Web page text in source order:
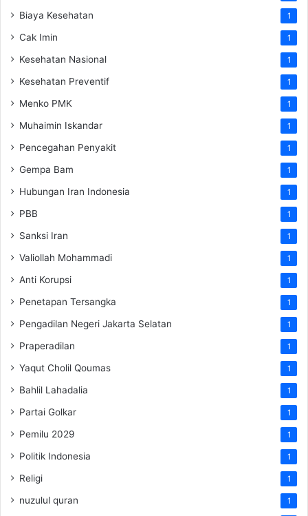
Biaya Kesehatan 1
Cak Imin 1
Kesehatan Nasional 1
Kesehatan Preventif 1
Menko PMK 1
Muhaimin Iskandar 1
Pencegahan Penyakit 1
Gempa Bam 1
Hubungan Iran Indonesia 1
PBB 1
Sanksi Iran 1
Valiollah Mohammadi 1
Anti Korupsi 1
Penetapan Tersangka 1
Pengadilan Negeri Jakarta Selatan 1
Praperadilan 1
Yaqut Cholil Qoumas 1
Bahlil Lahadalia 1
Partai Golkar 1
Pemilu 2029 1
Politik Indonesia 1
Religi 1
nuzulul quran 1